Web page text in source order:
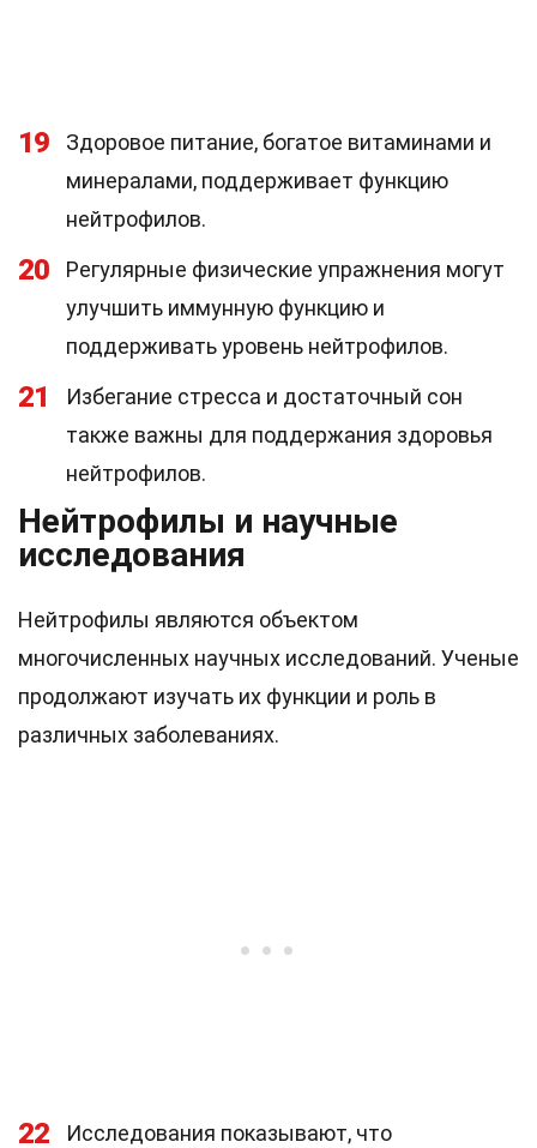
19
Здоровое питание, богатое витаминами и
минералами, поддерживает функцию
нейтрофилов.
20
Регулярные физические упражнения могут
улучшить иммунную функцию и
поддерживать уровень нейтрофилов.
21
Избегание стресса и достаточный сон
также важны для поддержания здоровья
нейтрофилов.
Нейтрофилы и научные
исследования
Нейтрофилы являются объектом
многочисленных научных исследований. Ученые
продолжают изучать их функции и роль в
различных заболеваниях.
22
Исследования показывают, что